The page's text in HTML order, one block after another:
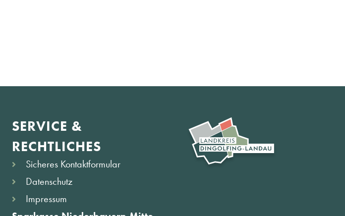
SERVICE &
RECHTLICHES
Sicheres Kontaktformular
Datenschutz
Impressum